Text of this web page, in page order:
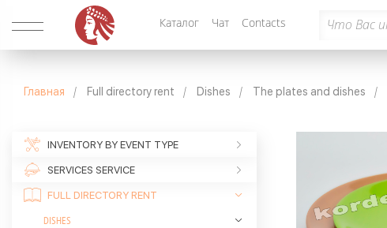
Каталог Чат Contacts
Главная Full directory rent Dishes The plates and dishes
INVENTORY BY EVENT TYPE
SERVICES SERVICE
FULL DIRECTORY RENT
DISHES